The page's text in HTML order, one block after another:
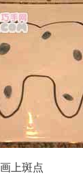
画上斑点